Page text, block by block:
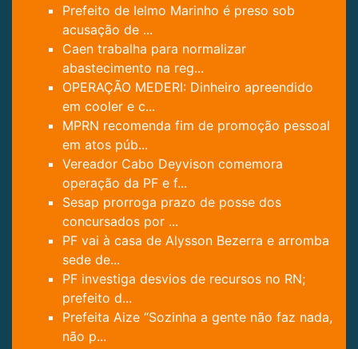
Prefeito de Ielmo Marinho é preso sob
acusação de ...
Caen trabalha para normalizar
abastecimento na reg...
OPERAÇÃO MEDERI: Dinheiro apreendido
em cooler e c...
MPRN recomenda fim de promoção pessoal
em atos púb...
Vereador Cabo Deyvison comemora
operação da PF e f...
Sesap prorroga prazo de posse dos
concursados por ...
PF vai à casa de Alysson Bezerra e arromba
sede de...
PF investiga desvios de recursos no RN;
prefeito d...
Prefeita Aize “Sozinha a gente não faz nada,
não p...